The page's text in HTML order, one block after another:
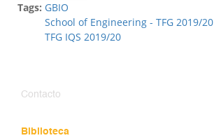
Tags: GBIO
School of Engineering - TFG 2019/20
TFG IQS 2019/20
Contacto
Biblioteca